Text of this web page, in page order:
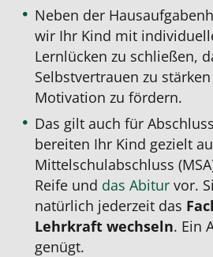
Neben der
wir Ihr Kind mit
Lernlücken zu schließen,
Selbstvertrauen zu
Motivation zu fördern.
Das gilt auch für
bereiten Ihr Kind gezielt
Mittelschulabschluss
Reife und das Abitur vor.
natürlich jederzeit das
Lehrkraft wechseln. Ein
genügt.